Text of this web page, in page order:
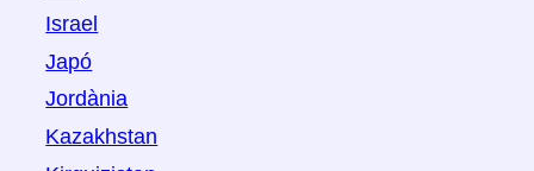
Israel
Japó
Jordània
Kazakhstan